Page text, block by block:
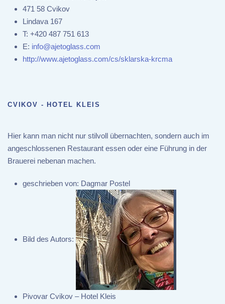
471 58 Cvikov
Lindava 167
T: +420 487 751 613
E: info@ajetoglass.com
http://www.ajetoglass.com/cs/sklarska-krcma
CVIKOV - HOTEL KLEIS
Hier kann man nicht nur stilvoll übernachten, sondern auch im
angeschlossenen Restaurant essen oder eine Führung in der
Brauerei nebenan machen.
geschrieben von: Dagmar Postel
Bild des Autors:
Pivovar Cvikov – Hotel Kleis